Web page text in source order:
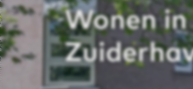
Wonen in